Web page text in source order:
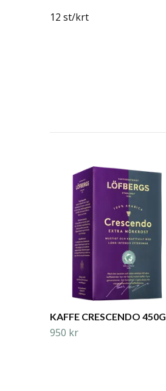
12 st/krt
KAFFE CRESCENDO 450G
950 kr